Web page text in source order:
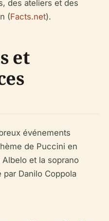
des ateliers et des
(Facts.net).
et
événements
de Puccini en
et la soprano
Danilo Coppola